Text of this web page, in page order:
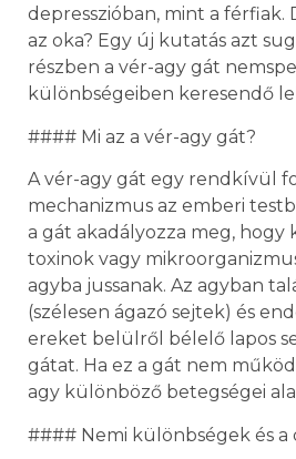
depresszióban, mint a férfiak.
az oka? Egy új kutatás azt
részben a vér-agy gát
különbségeiben keresendő
#### Mi az a vér-agy gát?
A vér-agy gát egy rendkívül
mechanizmus az emberi
a gát akadályozza meg, hogy
toxinok vagy
agyba jussanak. Az agyban
(szélesen ágazó sejtek) és
ereket belülről bélelő lapos
gátat. Ha ez a gát nem
agy különböző betegségei
#### Nemi különbségek és a